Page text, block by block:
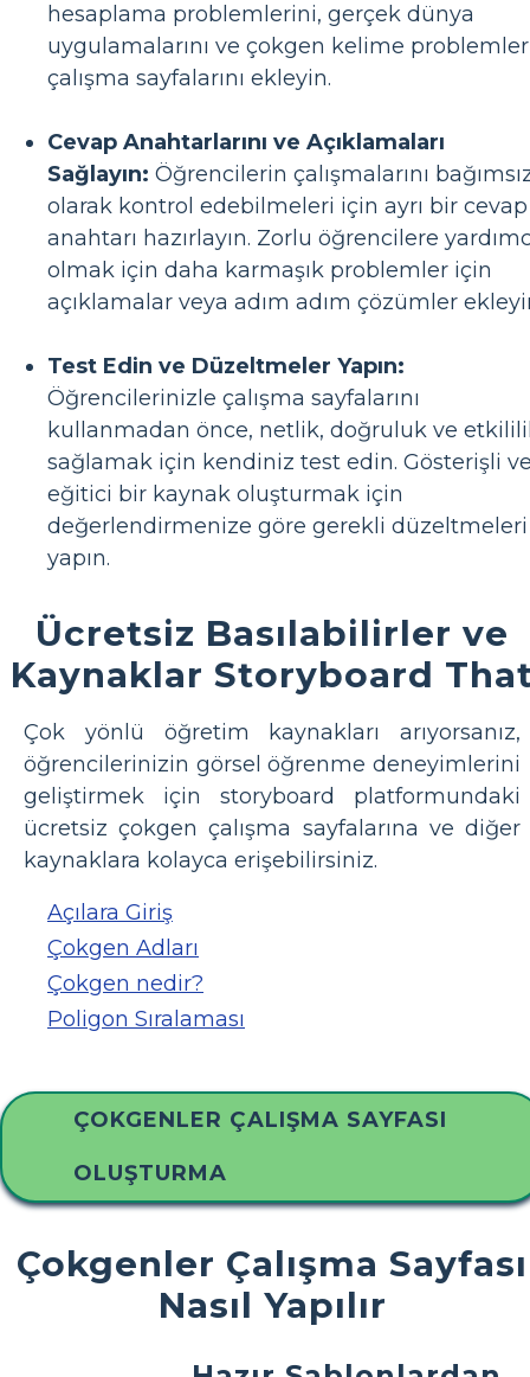
hesaplama problemlerini, gerçek dünya
uygulamalarını ve çokgen kelime
çalışma sayfalarını ekleyin.
Cevap Anahtarlarını ve Açıklamaları
Sağlayın: Öğrencilerin çalışmalarını
olarak kontrol edebilmeleri için ayrı bir cevap
anahtarı hazırlayın. Zorlu öğrencilere
olmak için daha karmaşık problemler için
açıklamalar veya adım adım çözümler
Test Edin ve Düzeltmeler Yapın:
Öğrencilerinizle çalışma sayfalarını
kullanmadan önce, netlik, doğruluk ve
sağlamak için kendiniz test edin. Gösterişli
eğitici bir kaynak oluşturmak için
değerlendirmenize göre gerekli düzeltmeleri
yapın.
Ücretsiz Basılabilirler ve
Kaynaklar Storyboard
Çok yönlü öğretim kaynakları arıyorsanız,
öğrencilerinizin görsel öğrenme deneyimlerini
geliştirmek için storyboard platformundaki
ücretsiz çokgen çalışma sayfalarına ve diğer
kaynaklara kolayca erişebilirsiniz.
Açılara Giriş
Çokgen Adları
Çokgen nedir?
Poligon Sıralaması
ÇOKGENLER ÇALIŞMA SAYFASI
OLUŞTURMA
Çokgenler Çalışma Sayfası
Nasıl Yapılır